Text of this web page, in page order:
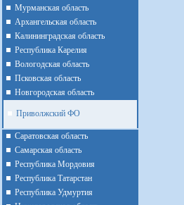
Мурманская область
Архангельская область
Калининградская область
Республика Карелия
Вологодская область
Псковская область
Новгородская область
Приволжский ФО
Cаратовская область
Cамарская область
Республика Мордовия
Республика Татарстан
Республика Удмуртия